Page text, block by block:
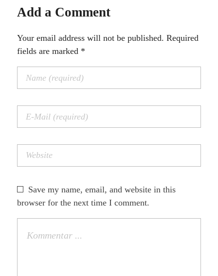
Add a Comment
Your email address will not be published. Required
fields are marked *
Save my name, email, and website in this
browser for the next time I comment.